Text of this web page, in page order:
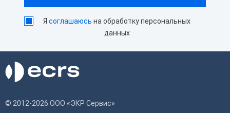
Ясоглашаюсь на обработку персональных
данных
© 2012-2026 ООО «ЭКР Сервис»